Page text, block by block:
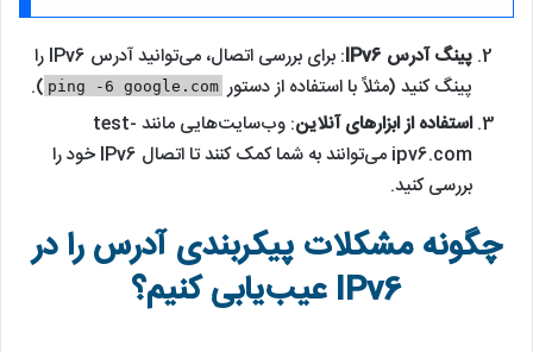
پینگ آدرس IPv6
: برای بررسی اتصال، می‌توانید آدرس IPv6 را
پینگ کنید (مثلاً با استفاده از دستور ping -6 google.com
).
استفاده از ابزارهای آنلاین
: وب‌سایت‌هایی مانند test-
ipv6.com می‌توانند به شما کمک کنند تا اتصال IPv6 خود را
بررسی کنید.
چگونه مشکلات پیکربندی آدرس را در
IPv6 عیب‌یابی کنیم؟